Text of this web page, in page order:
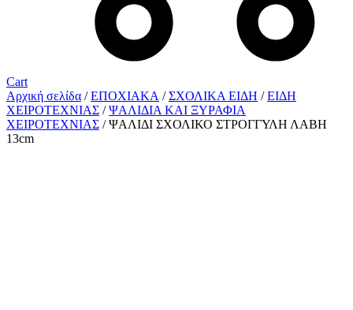
Cart
Αρχική σελίδα /ΕΠΟΧΙΑΚΑ /ΣΧΟΛΙΚΑ ΕΙΔΗ /ΕΙΔΗ
ΧΕΙΡΟΤΕΧΝΙΑΣ /ΨΑΛΙΔΙΑ ΚΑΙ ΞΥΡΑΦΙΑ
ΧΕΙΡΟΤΕΧΝΙΑΣ / ΨΑΛΙΔΙ ΣΧΟΛΙΚΟ ΣΤΡΟΓΓΥΛΗ ΛΑΒΗ
13cm